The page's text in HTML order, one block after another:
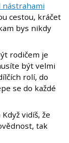
nástrahami
cestou, kráčet
bys nikdy
rodičem je
být velmi
rolí, do
se do každé
vidíš, že
tak